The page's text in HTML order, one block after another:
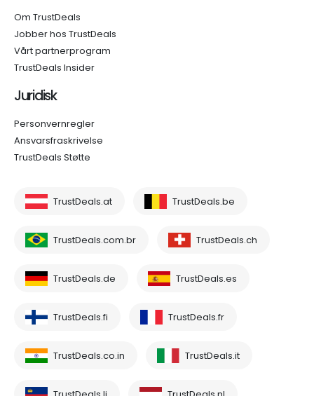
Om TrustDeals
Jobber hos TrustDeals
Vårt partnerprogram
TrustDeals Insider
Juridisk
Personvernregler
Ansvarsfraskrivelse
TrustDeals Støtte
TrustDeals.at TrustDeals.be
TrustDeals.com.br TrustDeals.ch
TrustDeals.de TrustDeals.es
TrustDeals.fi TrustDeals.fr
TrustDeals.co.in TrustDeals.it